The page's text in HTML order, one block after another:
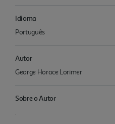
Idioma
Português
Autor
George Horace Lorimer
Sobre o Autor
.